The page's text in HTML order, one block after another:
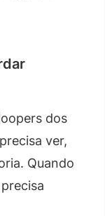
dos
ver,
Quando